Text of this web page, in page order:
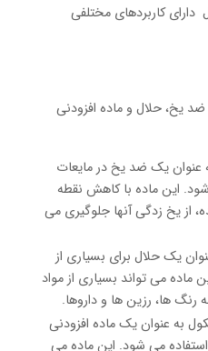
دارای کاربردهای مختلفی
یخ، حلال و ماده افزودنی
عنوان یک ضد یخ در مایعات
این ماده با کاهش نقطه
از یخ زدگی آنها جلوگیری می
یک حلال برای بسیاری از
ماده می تواند بسیاری از مواد
رنگ ها، رزین ها و داروها.
به عنوان یک ماده افزودنی
می شود. این ماده می